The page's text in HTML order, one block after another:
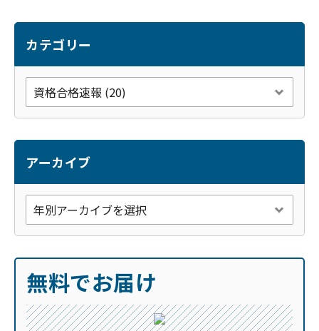
o
k
カテゴリー
アーカイブ
無料でお届け